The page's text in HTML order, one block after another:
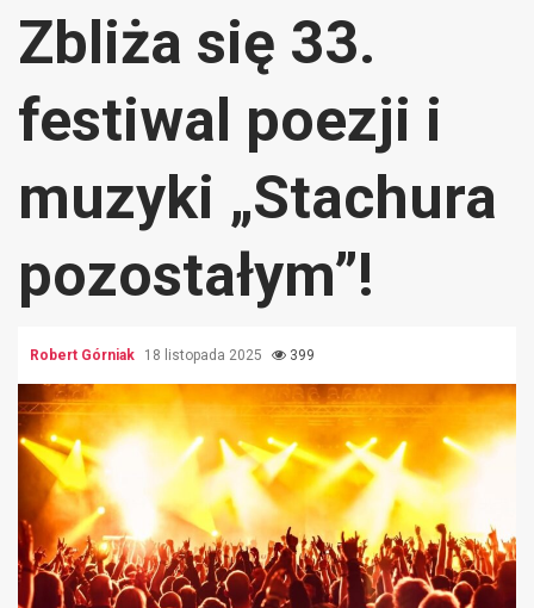
Zbliża się 33.
festiwal poezji i
muzyki „Stachura
pozostałym”!
Robert Górniak 18 listopada 2025 399